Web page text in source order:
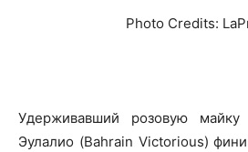
Photo Credits:
Удерживавший розовую
Эулалио (Bahrain Victorious)